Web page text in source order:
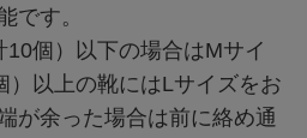
です。
個）以下の場合はMサイ
）以上の靴にはLサイズをお
が余った場合は前に絡め通